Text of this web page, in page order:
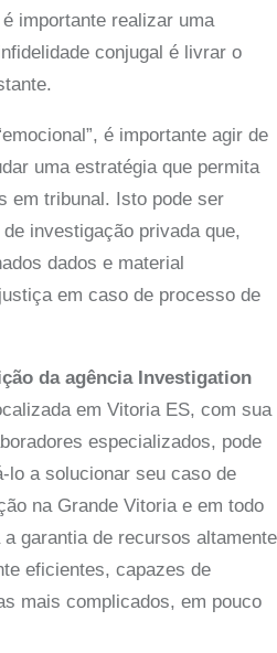
importante realizar uma
conjugal é livrar o
é importante agir de
uma estratégia que permita
em tribunal. Isto pode ser
investigação privada que,
dados e material
em caso de processo de
da agência Investigation
em Vitoria ES, com sua
especializados, pode
lo a solucionar seu caso de
na Grande Vitoria e em todo
garantia de recursos altamente
eficientes, capazes de
mais complicados, em pouco